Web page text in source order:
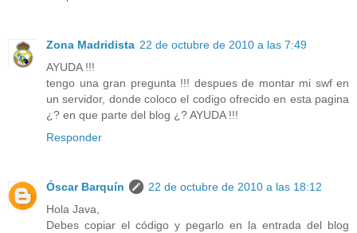
Zona Madridista 22 de octubre de 2010 a las 7:49
AYUDA !!!
tengo una gran pregunta !!! despues de montar mi swf en
un servidor, donde coloco el codigo ofrecido en esta pagina
¿? en que parte del blog ¿? AYUDA !!!
Responder
Óscar Barquín
22 de octubre de 2010 a las 18:12
Hola Java,
Debes copiar el código y pegarlo en la entrada del blog